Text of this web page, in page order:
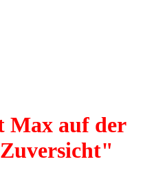
Max auf der